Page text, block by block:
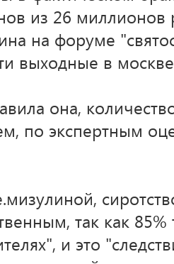
из 26 миллионов
на форуме
выходные в
она,
по экспертным
так как
и это